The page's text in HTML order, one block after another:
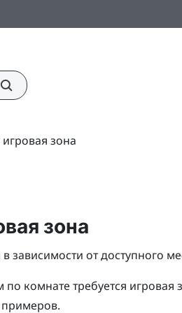
зона
зона
зависимости от доступного
комнате требуется игровая
примеров.